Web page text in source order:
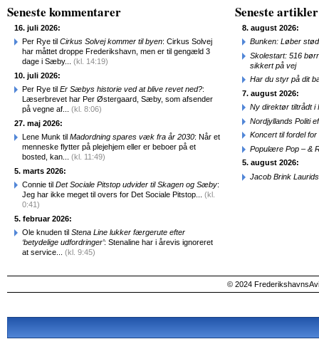
Seneste kommentarer
16. juli 2026:
Per Rye til Cirkus Solvej kommer til byen: Cirkus Solvej
har måttet droppe Frederikshavn, men er til gengæld 3
dage i Sæby... (kl. 14:19)
10. juli 2026:
Per Rye til Er Sæbys historie ved at blive revet ned?:
Læserbrevet har Per Østergaard, Sæby, som afsender
på vegne af... (kl. 8:06)
27. maj 2026:
Lene Munk til Madordning spares væk fra år 2030: Når et
menneske flytter på plejehjem eller er beboer på et
bosted, kan... (kl. 11:49)
5. marts 2026:
Connie til Det Sociale Pitstop udvider til Skagen og Sæby:
Jeg har ikke meget til overs for Det Sociale Pitstop... (kl.
0:41)
5. februar 2026:
Ole knuden til Stena Line lukker færgerute efter
‘betydelige udfordringer’: Stenaline har i årevis ignoreret
at service... (kl. 9:45)
Seneste artikler
8. august 2026:
Bunken: Løber
Skolestart: 516
sikkert på vej
Har du styr på dit
7. august 2026:
Ny direktør tiltrådt i
Nordjyllands Politi
Koncert til fordel
Populære Pop – &
5. august 2026:
Jacob Brink
© 2024